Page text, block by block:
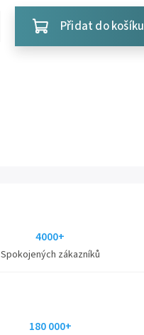
Přidat do košíku
4000+
Spokojených zákazníků
180 000+